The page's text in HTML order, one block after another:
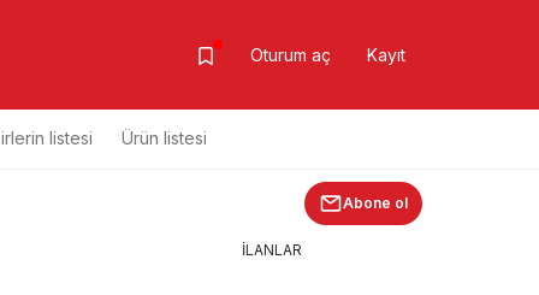
Oturum aç Kayıt
listesi Ürün listesi
Abone ol
İLANLAR